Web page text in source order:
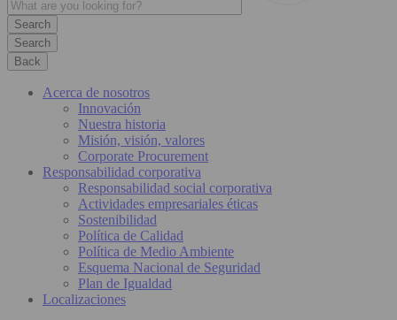
Search
Back
Acerca de nosotros
Innovación
Nuestra historia
Misión, visión, valores
Corporate Procurement
Responsabilidad corporativa
Responsabilidad social corporativa
Actividades empresariales éticas
Sostenibilidad
Política de Calidad
Política de Medio Ambiente
Esquema Nacional de Seguridad
Plan de Igualdad
Localizaciones